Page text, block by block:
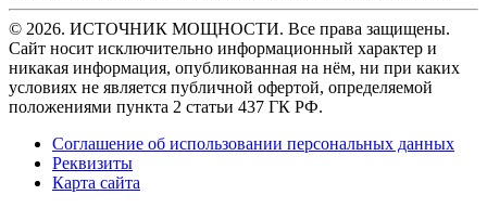
© 2026. ИСТОЧНИК МОЩНОСТИ. Все права защищены.
Сайт носит исключительно информационный характер и
никакая информация, опубликованная на нём, ни при каких
условиях не является публичной офертой, определяемой
положениями пункта 2 статьи 437 ГК РФ.
Соглашение об использовании персональных данных
Реквизиты
Карта сайта